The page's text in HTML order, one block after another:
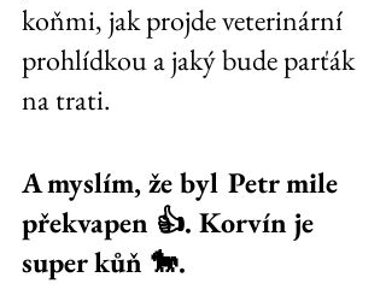
koňmi, jak projde veterinární
prohlídkou a jaký bude parťák
na trati.
A myslím, že byl Petr mile
překvapen 👍. Korvín je
super kůň 🐎.